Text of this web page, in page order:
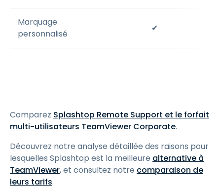
Marquage
personnalisé
✔
Comparez Splashtop Remote Support et le forfait
multi-utilisateurs TeamViewer Corporate.
Découvrez notre analyse détaillée des raisons pour
lesquelles Splashtop est la meilleure alternative à
TeamViewer, et consultez notre comparaison de
leurs tarifs.